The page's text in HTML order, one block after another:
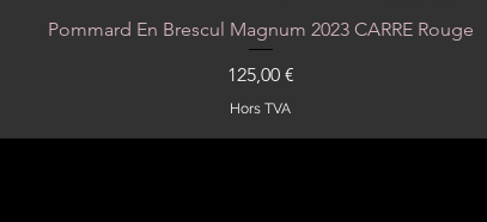
Aperçu rapide
Pommard En Brescul Magnum 2023 CARRE Rouge
Prix
125,00 €
Hors TVA